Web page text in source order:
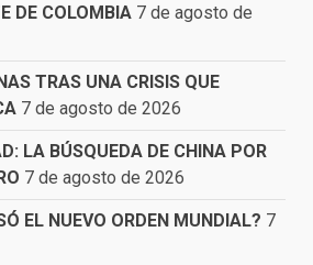
DE COLOMBIA 7 de agosto de
TRAS UNA CRISIS QUE
7 de agosto de 2026
LA BÚSQUEDA DE CHINA POR
7 de agosto de 2026
EL NUEVO ORDEN MUNDIAL? 7